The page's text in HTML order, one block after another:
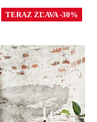
TERAZ ZĽAVA -30%